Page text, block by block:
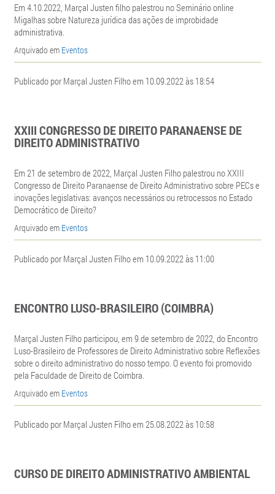
Em 4.10.2022, Marçal Justen filho palestrou no Seminário online
Migalhas sobre Natureza jurídica das ações de improbidade
administrativa.
Arquivado em Eventos
Publicado por Marçal Justen Filho em 10.09.2022 às 18:54
XXIII CONGRESSO DE DIREITO PARANAENSE DE
DIREITO ADMINISTRATIVO
Em 21 de setembro de 2022, Marçal Justen Filho palestrou no XXIII
Congresso de Direito Paranaense de Direito Administrativo sobre PECs e
inovações legislativas: avanços necessários ou retrocessos no Estado
Democrático de Direito?
Arquivado em Eventos
Publicado por Marçal Justen Filho em 10.09.2022 às 11:00
ENCONTRO LUSO-BRASILEIRO (COIMBRA)
Marçal Justen Filho participou, em 9 de setembro de 2022, do Encontro
Luso-Brasileiro de Professores de Direito Administrativo sobre Reflexões
sobre o direito administrativo do nosso tempo. O evento foi promovido
pela Faculdade de Direito de Coimbra.
Arquivado em Eventos
Publicado por Marçal Justen Filho em 25.08.2022 às 10:58
CURSO DE DIREITO ADMINISTRATIVO AMBIENTAL